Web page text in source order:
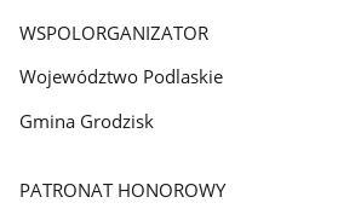
WSPOLORGANIZATOR
Województwo Podlaskie
Gmina Grodzisk
PATRONAT HONOROWY